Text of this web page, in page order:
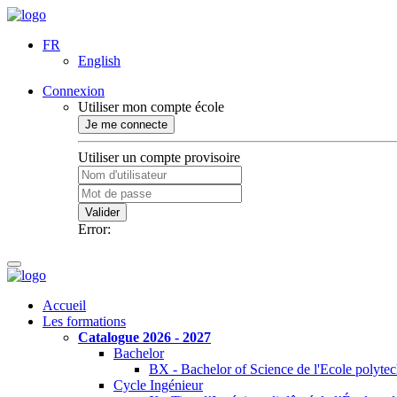
FR
English
Connexion
Utiliser mon compte école
Je me connecte
Utiliser un compte provisoire
Valider
Error:
Accueil
Les formations
Catalogue 2026 - 2027
Bachelor
BX - Bachelor of Science de l'Ecole
Cycle Ingénieur